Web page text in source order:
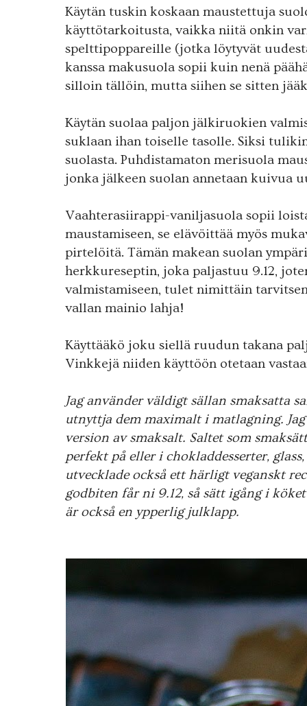
Käytän tuskin koskaan maustettuja
käyttötarkoitusta, vaikka niitä onkin
spelttipoppareille (jotka löytyvät
kanssa makusuola sopii kuin nenä
silloin tällöin, mutta siihen se sitten
Käytän suolaa paljon jälkiruokien
suklaan ihan toiselle tasolle. Siksi
suolasta. Puhdistamaton merisuola
jonka jälkeen suolan annetaan kuivua
Vaahterasiirappi-vaniljasuola sopii
maustamiseen, se elävöittää myös
pirtelöitä. Tämän makean suolan
herkkureseptin, joka paljastuu 9.12,
valmistamiseen, tulet nimittäin
vallan mainio lahja!
Käyttääkö joku siellä ruudun takana
Vinkkejä niiden käyttöön otetaan
Jag använder väldigt sällan smaksatta
utnyttja dem maximalt i matlagning.
version av smaksalt. Saltet som
perfekt på eller i chokladdesserter,
utvecklade också ett härligt veganskt
godbiten får ni 9.12, så sätt igång i
är också en ypperlig julklapp.